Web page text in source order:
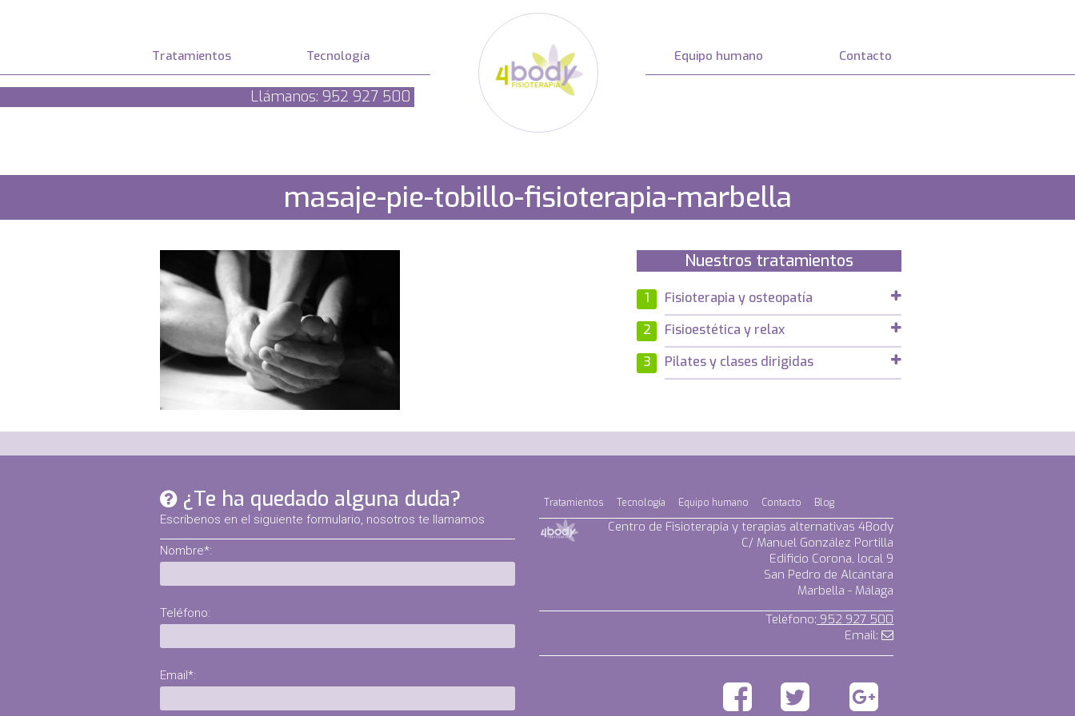
Tratamientos Tecnología
Llámanos: 952 927 500
Equipo humano Contacto
masaje-pie-tobillo-fisioterapia-marbella
Nuestros tratamientos
Fisioterapia y osteopatía
Fisioestética y relax
Pilates y clases dirigidas
¿Te ha quedado alguna duda?
Escríbenos en el siguiente formulario, nosotros te llamamos
Nombre*:
Teléfono:
Email*:
Tratamientos Tecnología Equipo humano Contacto Blog
Centro de Fisioterapia y terapias alternativas 4Body
C/ Manuel González Portilla
Edificio Corona, local 9
San Pedro de Alcántara
Marbella - Málaga
Teléfono: 952 927 500
Email: